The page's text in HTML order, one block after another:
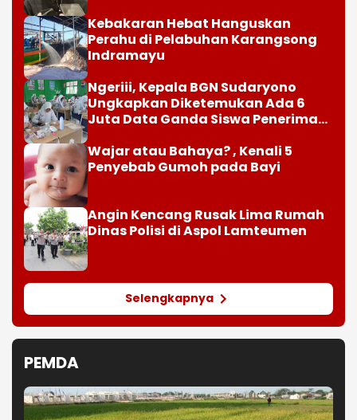
Kebakaran Hebat Hanguskan
Perahu di Pelabuhan Karangsong
Indramayu
Ngeriii, Kepala BGN Sudaryono
Ungkapkan Diketemukan Ada 6
Juta Data Ganda Siswa Penerima
Wajar atau Bahaya? , Kenali 5
Penyebab Gumoh pada Bayi
Angin Kencang Rusak Lima Rumah
Dinas Polisi di Aspol Lamteumen
Selengkapnya
PEMDA